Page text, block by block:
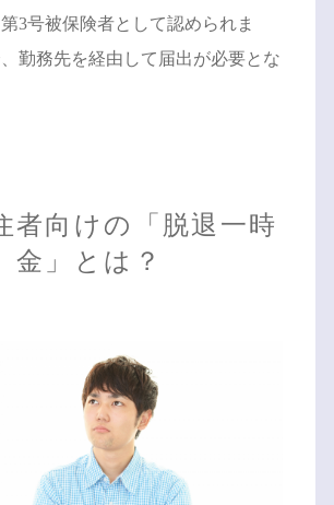
3号被保険者として認められま
勤務先を経由して届出が必要とな
者向けの「脱退一時
金」とは？